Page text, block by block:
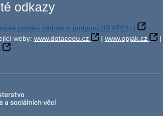
odkazy
podání žádosti o podporu (IS KP21+)
weby: www.dotaceeu.cz | www.opjak.cz |